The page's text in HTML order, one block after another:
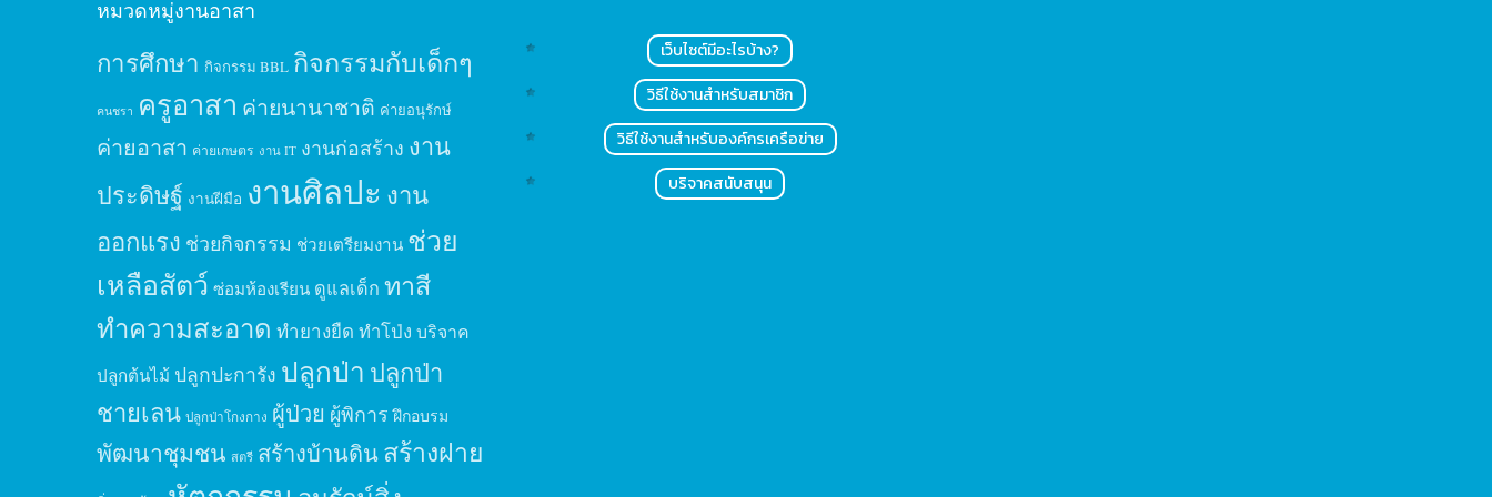
หมวดหมู่งานอาสา
การศึกษา กิจกรรม BBL กิจกรรมกับเด็กๆ
คนชรา ครูอาสา ค่ายนานาชาติ ค่ายอนุรักษ์
ค่ายอาสา ค่ายเกษตร งาน IT งานก่อสร้าง งาน
ประดิษฐ์ งานฝีมือ งานศิลปะ งาน
ออกแรง ช่วยกิจกรรม ช่วยเตรียมงาน ช่วย
เหลือสัตว์ ซ่อมห้องเรียน ดูแลเด็ก ทาสี
ทำความสะอาด ทำยางยืด ทำโป่ง บริจาค
ปลูกต้นไม้ ปลูกปะการัง ปลูกป่า ปลูกป่า
ชายเลน ปลูกป่าโกงกาง ผู้ป่วย ผู้พิการ ฝึกอบรม
พัฒนาชุมชน สตรี สร้างบ้านดินสร้างฝาย
เว็บไซต์มีอะไรบ้าง?
วิธีใช้งานสำหรับสมาชิก
วิธีใช้งานสำหรับองค์กรเครือข่าย
บริจาคสนับสนุน